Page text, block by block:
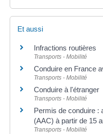
Et aussi
Infractions routières
Transports - Mobilité
Conduire en France
Transports - Mobilité
Conduire à l'étranger
Transports - Mobilité
Permis de conduire :
(AAC) à partir de 15
Transports - Mobilité